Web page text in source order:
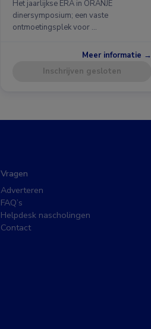
Het jaarlijkse ERA in ORANJE
dinersymposium; een vaste
ontmoetingsplek voor …
Meer informatie →
Inschrijven gesloten
Vragen
Adverteren
FAQ’s
Helpdesk nascholingen
Contact